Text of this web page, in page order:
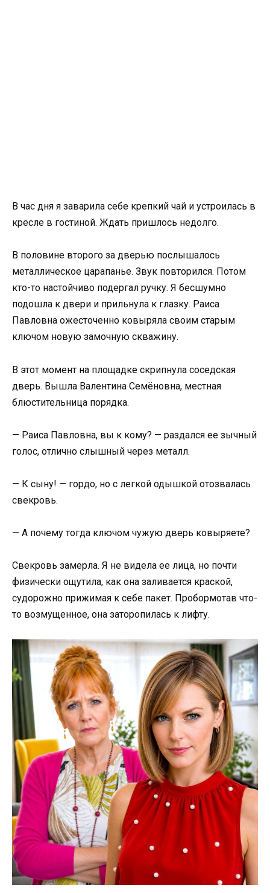
В час дня я заварила себе крепкий чай и устроилась в
кресле в гостиной. Ждать пришлось недолго.
В половине второго за дверью послышалось
металлическое царапанье. Звук повторился. Потом
кто-то настойчиво подергал ручку. Я бесшумно
подошла к двери и прильнула к глазку. Раиса
Павловна ожесточенно ковыряла своим старым
ключом новую замочную скважину.
В этот момент на площадке скрипнула соседская
дверь. Вышла Валентина Семёновна, местная
блюстительница порядка.
— Раиса Павловна, вы к кому? — раздался ее зычный
голос, отлично слышный через металл.
— К сыну! — гордо, но с легкой одышкой отозвалась
свекровь.
— А почему тогда ключом чужую дверь ковыряете?
Свекровь замерла. Я не видела ее лица, но почти
физически ощутила, как она заливается краской,
судорожно прижимая к себе пакет. Пробормотав что-
то возмущенное, она заторопилась к лифту.